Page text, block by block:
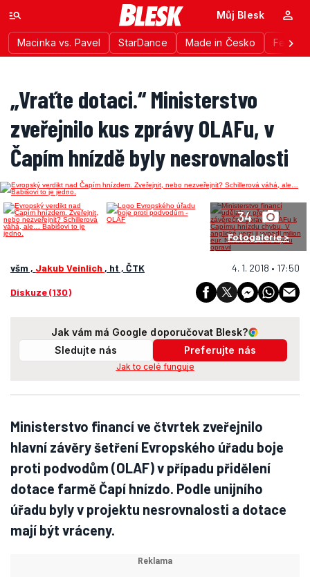
Macinka vs. Pavel StarDance Made in Česko
Můj Blesk
„Vraťte dotaci.“ Ministerstvo
zveřejnilo kus zprávy OLAFu, v
Čapím hnízdě byly nesrovnalosti
34
Fotogalerie >
všm , Jakub Veinlich , ht , ČTK 4. 1. 2018 • 17:50
Diskuze (130)
Jak vám má Google doporučovat Blesk?
Sledujte nás
Preferujte nás
Jak to celé funguje
Ministerstvo financí ve čtvrtek zveřejnilo
hlavní závěry šetření Evropského úřadu boje
proti podvodům (OLAF) v případu přidělení
dotace farmě Čapí hnízdo. Podle unijního
úřadu byly v projektu nesrovnalosti a dotace
mají být vráceny.